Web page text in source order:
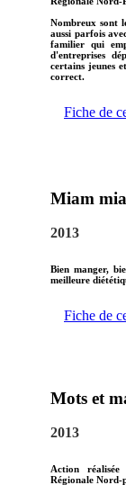
Nombreux sont
aussi parfois
familier qui
d'entreprises
certains jeunes
correct.
Fiche de
Miam
2013
Bien manger,
meilleure
Fiche de
Mots et
2013
Action
Régionale Nord-